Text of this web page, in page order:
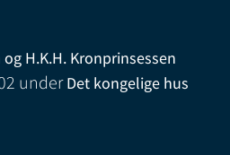
H.K.H. Kronprinsessen
underDet kongelige hus